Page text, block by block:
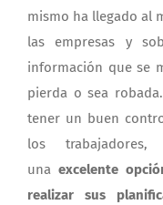
mismo ha llegado al
las empresas y
información que se
pierda o sea
tener un buen
los
una excelente
realizar sus